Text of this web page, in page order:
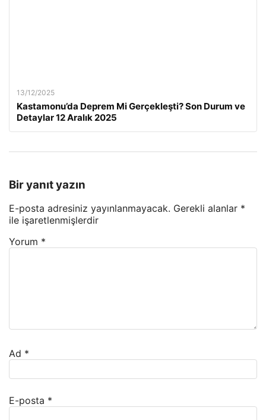
13/12/2025
Kastamonu’da Deprem Mi Gerçekleşti? Son Durum ve
Detaylar 12 Aralık 2025
Bir yanıt yazın
E-posta adresiniz yayınlanmayacak. Gerekli alanlar *
ile işaretlenmişlerdir
Yorum *
Ad *
E-posta *